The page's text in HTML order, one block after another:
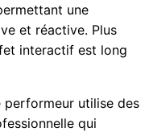
une
et réactive. Plus
interactif est long
utilise des
qui